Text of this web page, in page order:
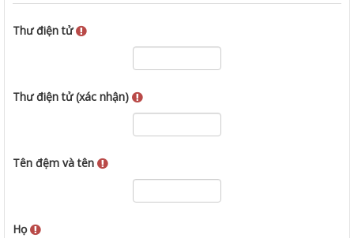
Thư điện tử
Thư điện tử (xác nhận)
Tên đệm và tên
Họ